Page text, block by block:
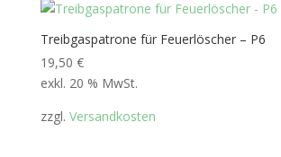
Treibgaspatrone für Feuerlöscher – P6
19,50 €
exkl. 20 % MwSt.
zzgl. Versandkosten